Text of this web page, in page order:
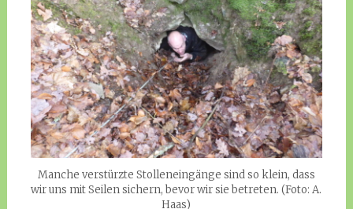
Manche verstürzte Stolleneingänge sind so klein, dass
wir uns mit Seilen sichern, bevor wir sie betreten. (Foto: A.
Haas)